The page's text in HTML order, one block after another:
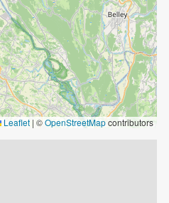
Leaflet | ©OpenStreetMapcontributors